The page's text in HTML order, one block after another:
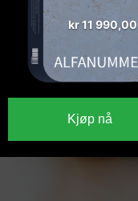
Kjøp nå
kr11 990,00